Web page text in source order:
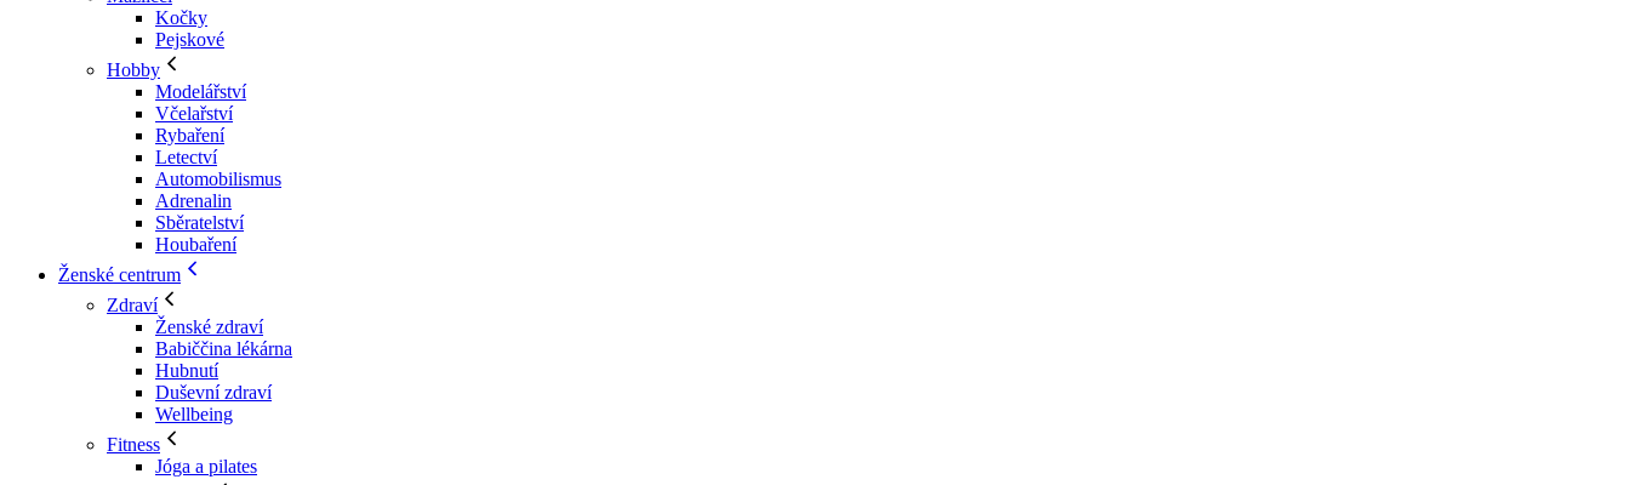
Kočky
Pejskové
Hobby
Modelářství
Včelařství
Rybaření
Letectví
Automobilismus
Adrenalin
Sběratelství
Houbaření
Ženské centrum
Zdraví
Ženské zdraví
Babiččina lékárna
Hubnutí
Duševní zdraví
Wellbeing
Fitness
Jóga a pilates